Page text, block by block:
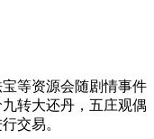
等资源会随剧情事件
转大还丹，五庄观偶
交易。